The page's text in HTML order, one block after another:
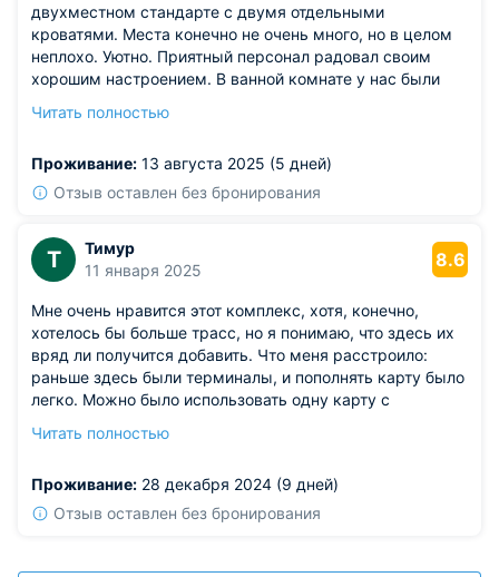
двухместном стандарте с двумя отдельными
кроватями. Места конечно не очень много, но в целом
неплохо. Уютно. Приятный персонал радовал своим
хорошим настроением. В ванной комнате у нас были
стоимость. Также был свой отдельный холодильник в
Читать полностью
Проживание: 13 августа 2025 (5 дней)
Отзыв оставлен без бронирования
Т
Тимур
11 января 2025
8.6
Мне очень нравится этот комплекс, хотя, конечно,
хотелось бы больше трасс, но я понимаю, что здесь их
вряд ли получится добавить. Что меня расстроило:
раньше здесь были терминалы, и пополнять карту было
легко. Можно было использовать одну карту с
пользоваться этими средствами. Даже в кафе всё
настоящей проблемой. И, конечно, неприятно удивили
цены.
Читать полностью
Проживание: 28 декабря 2024 (9 дней)
Отзыв оставлен без бронирования